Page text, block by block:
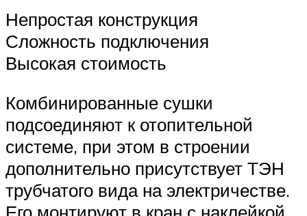
Непростая конструкция
Сложность подключения
Высокая стоимость
Комбинированные сушки
подсоединяют к отопительной
системе, при этом в строении
дополнительно присутствует ТЭН
трубчатого вида на электричестве.